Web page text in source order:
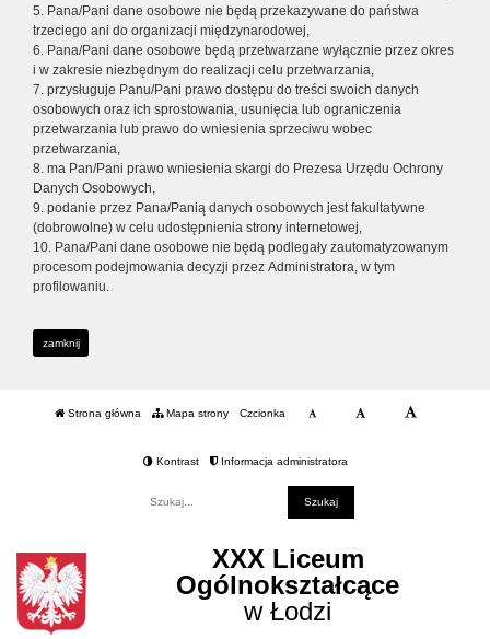
5. Pana/Pani dane osobowe nie będą przekazywane do państwa
trzeciego ani do organizacji międzynarodowej,
6. Pana/Pani dane osobowe będą przetwarzane wyłącznie przez okres
i w zakresie niezbędnym do realizacji celu przetwarzania,
7. przysługuje Panu/Pani prawo dostępu do treści swoich danych
osobowych oraz ich sprostowania, usunięcia lub ograniczenia
przetwarzania lub prawo do wniesienia sprzeciwu wobec
przetwarzania,
8. ma Pan/Pani prawo wniesienia skargi do Prezesa Urzędu Ochrony
Danych Osobowych,
9. podanie przez Pana/Panią danych osobowych jest fakultatywne
(dobrowolne) w celu udostępnienia strony internetowej,
10. Pana/Pani dane osobowe nie będą podlegały zautomatyzowanym
procesom podejmowania decyzji przez Administratora, w tym
profilowaniu.
zamknij
Strona główna Mapa strony Czcionka
Kontrast Informacja administratora
XXX Liceum
Ogólnokształcące
w Łodzi